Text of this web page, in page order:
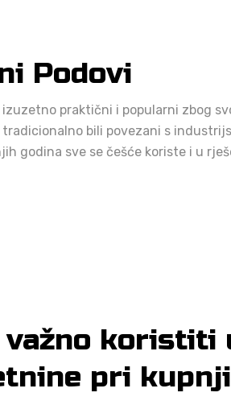
Podovi
izuzetno praktični i popularni zbog
tradicionalno bili povezani s
godina sve se češće koriste i u
važno koristiti
pri